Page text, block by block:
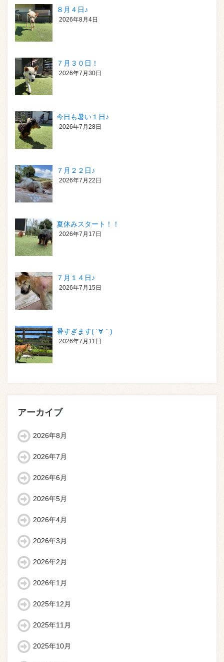
８月４日♪
2026年8月4日
７月３０日！
2026年7月30日
今日も暑い１日♪
2026年7月28日
７月２２日♪
2026年7月22日
夏休みスタート！！
2026年7月17日
７月１４日♪
2026年7月15日
暑すぎます( ´∀｀)
2026年7月11日
アーカイブ
2026年8月
2026年7月
2026年6月
2026年5月
2026年4月
2026年3月
2026年2月
2026年1月
2025年12月
2025年11月
2025年10月